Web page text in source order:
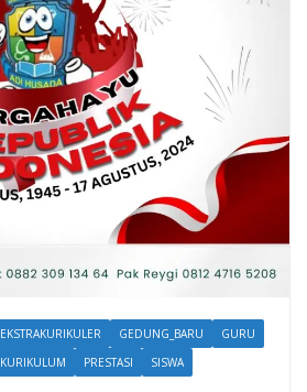
EKSTRAKURIKULER GEDUNG_BARU
GURU
KURIKULUM PRESTASI
SISWA